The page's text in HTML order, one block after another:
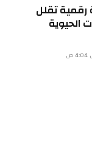
رقمية تقلل
الحيوية